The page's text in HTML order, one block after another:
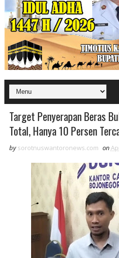
Target Penyerapan Beras
Total, Hanya 10 Persen
by sorotnuswantoronews.com on